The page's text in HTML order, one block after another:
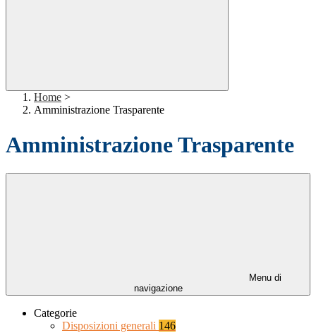
Home >
Amministrazione Trasparente
Amministrazione Trasparente
Menu di
navigazione
Categorie
Disposizioni generali 146